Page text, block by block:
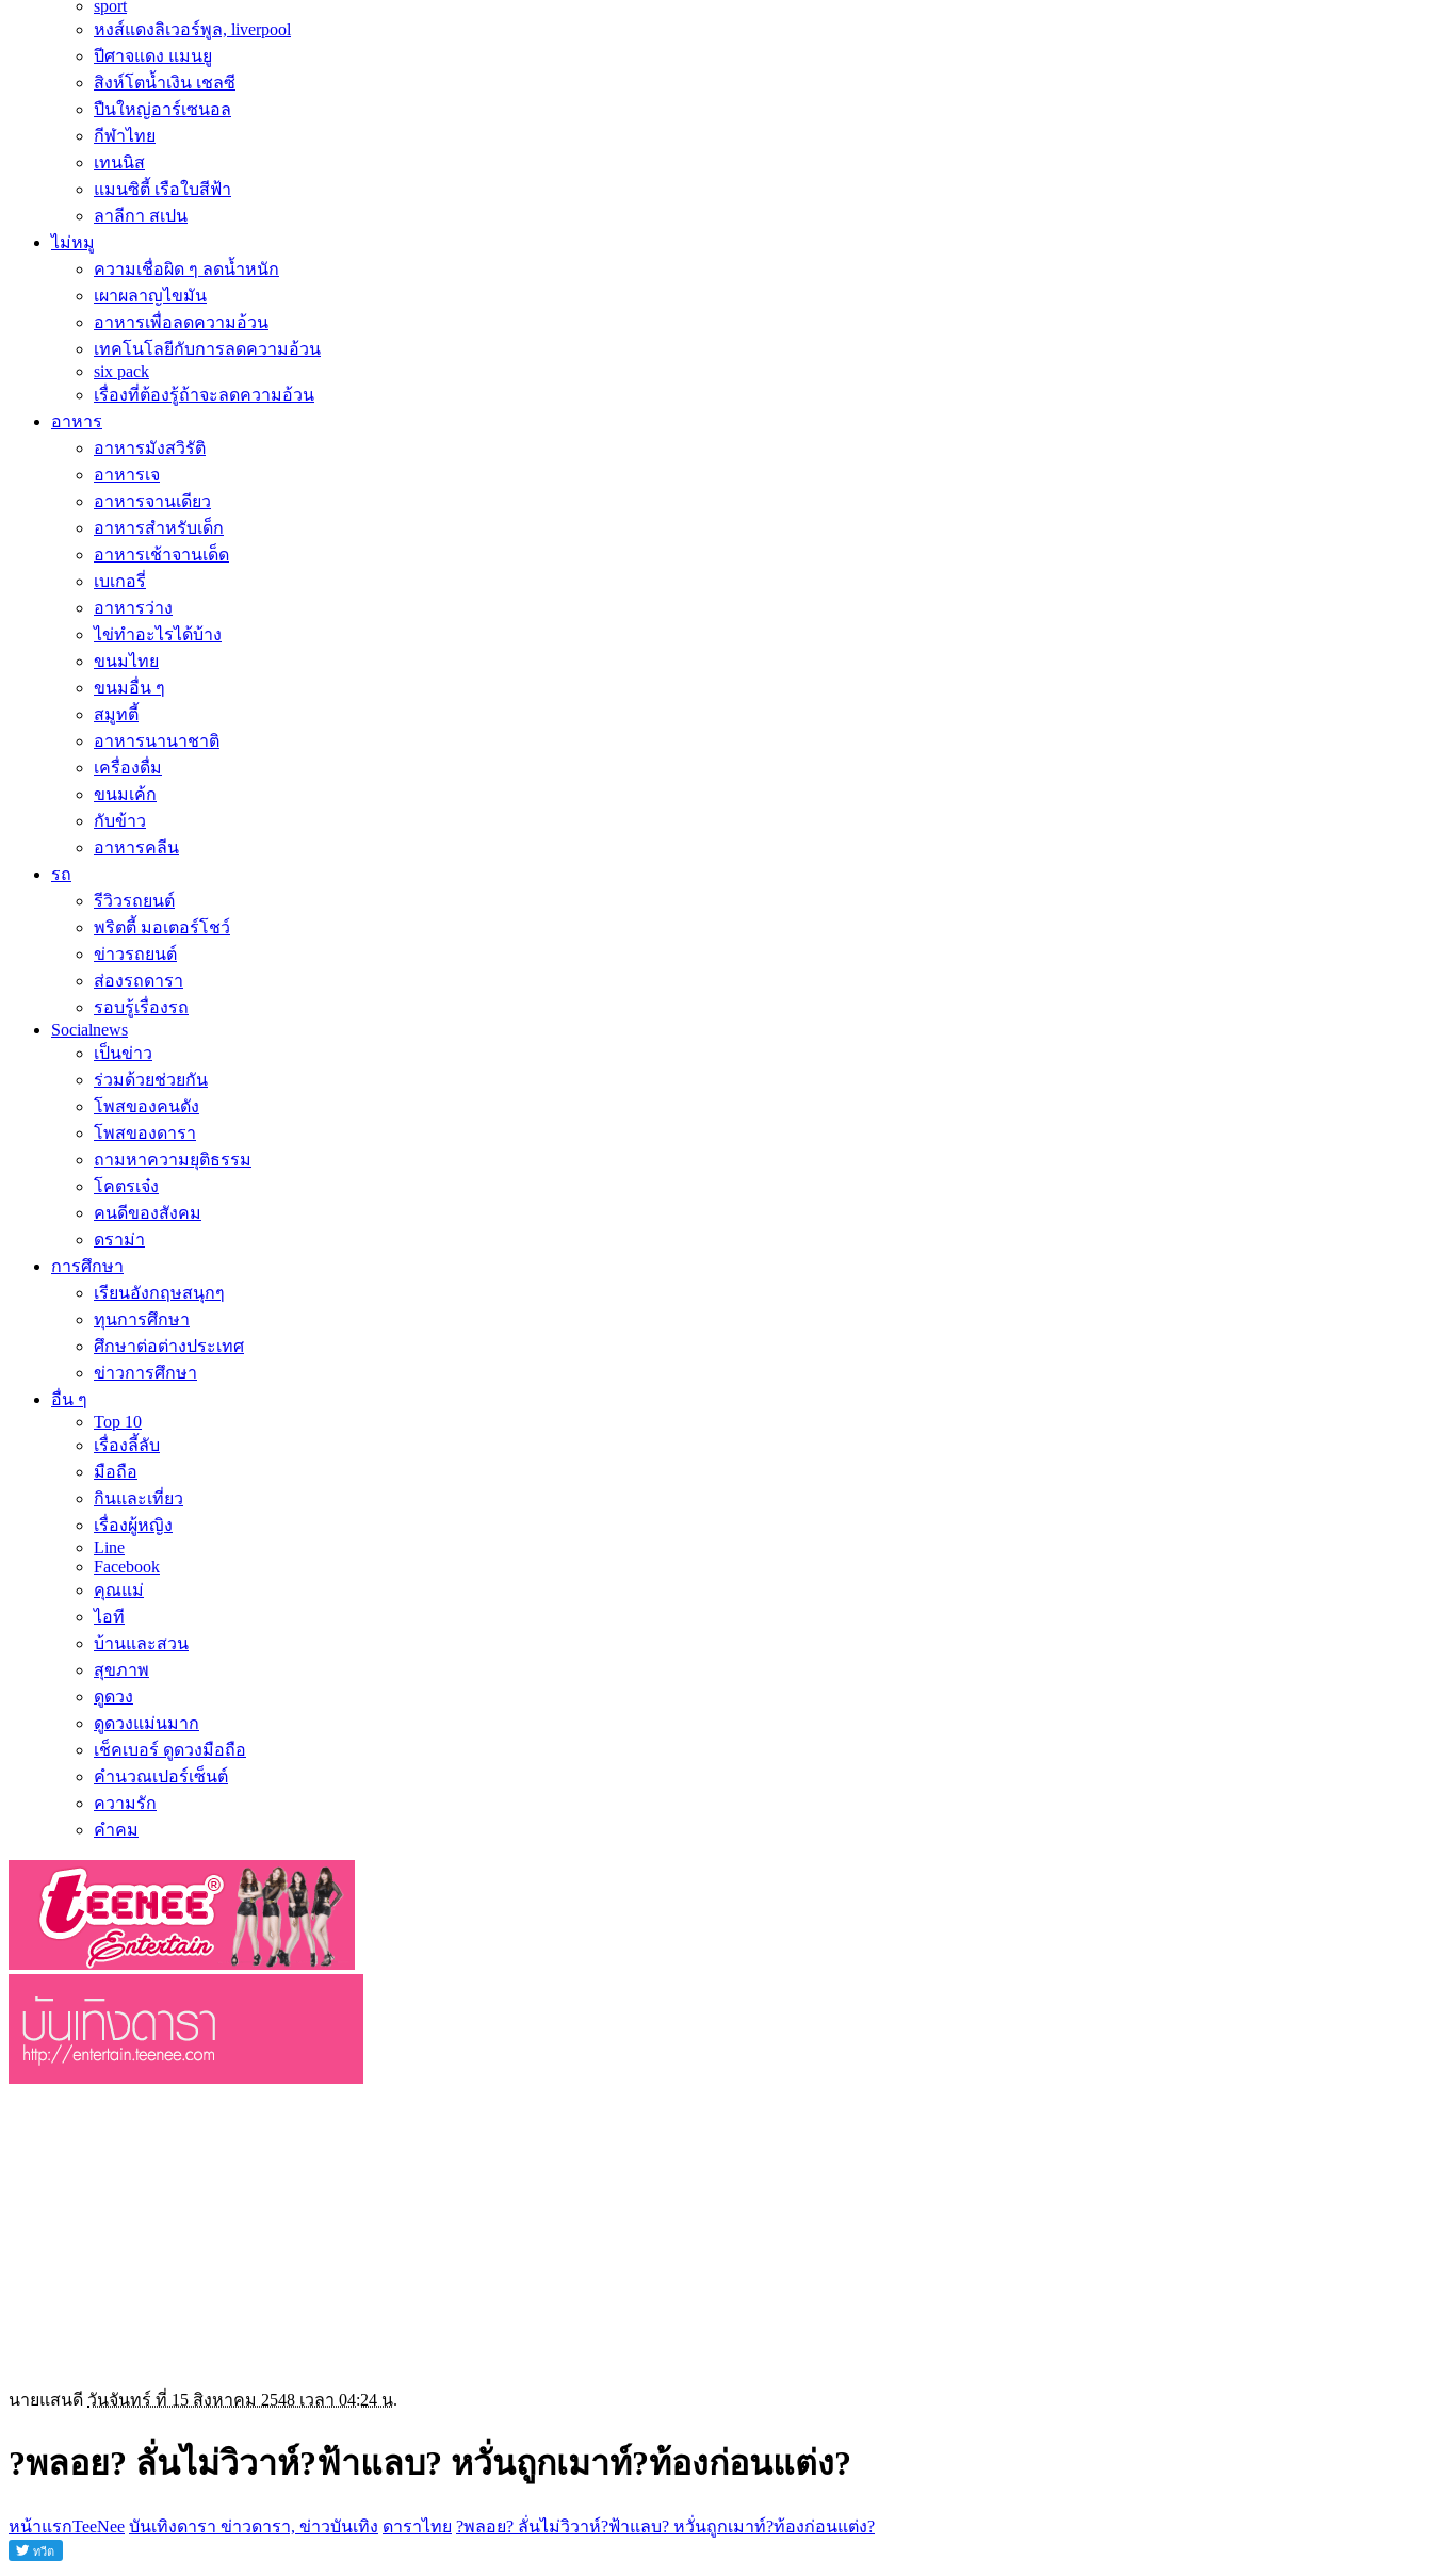
sport
หงส์แดงลิเวอร์พูล, liverpool
ปีศาจแดง แมนยู
สิงห์โตน้ำเงิน เชลซี
ปืนใหญ่อาร์เซนอล
กีฬาไทย
เทนนิส
แมนซิตี้ เรือใบสีฟ้า
ลาลีกา สเปน
ไม่หมู
ความเชื่อผิด ๆ ลดน้ำหนัก
เผาผลาญไขมัน
อาหารเพื่อลดความอ้วน
เทคโนโลยีกับการลดความอ้วน
six pack
เรื่องที่ต้องรู้ถ้าจะลดความอ้วน
อาหาร
อาหารมังสวิรัติ
อาหารเจ
อาหารจานเดียว
อาหารสำหรับเด็ก
อาหารเช้าจานเด็ด
เบเกอรี่
อาหารว่าง
ไข่ทำอะไรได้บ้าง
ขนมไทย
ขนมอื่น ๆ
สมูทตี้
อาหารนานาชาติ
เครื่องดื่ม
ขนมเค้ก
กับข้าว
อาหารคลีน
รถ
รีวิวรถยนต์
พริตตี้ มอเตอร์โชว์
ข่าวรถยนต์
ส่องรถดารา
รอบรู้เรื่องรถ
Socialnews
เป็นข่าว
ร่วมด้วยช่วยกัน
โพสของคนดัง
โพสของดารา
ถามหาความยุติธรรม
โคตรเจ๋ง
คนดีของสังคม
ดราม่า
การศึกษา
เรียนอังกฤษสนุกๆ
ทุนการศึกษา
ศึกษาต่อต่างประเทศ
ข่าวการศึกษา
อื่น ๆ
Top 10
เรื่องลี้ลับ
มือถือ
กินและเที่ยว
เรื่องผู้หญิง
Line
Facebook
คุณแม่
ไอที
บ้านและสวน
สุขภาพ
ดูดวง
ดูดวงแม่นมาก
เช็คเบอร์ ดูดวงมือถือ
คำนวณเปอร์เซ็นต์
ความรัก
คำคม
นายแสนดี วันจันทร์ ที่ 15 สิงหาคม 2548 เวลา 04:24 น.
?พลอย? ลั่นไม่วิวาห์?ฟ้าแลบ? หวั่นถูกเมาท์?ท้องก่อนแต่ง?
หน้าแรกTeeNee บันเทิงดารา ข่าวดารา, ข่าวบันเทิง ดาราไทย ?พลอย? ลั่นไม่วิวาห์?ฟ้าแลบ? หวั่นถูกเมาท์?ท้องก่อนแต่ง?